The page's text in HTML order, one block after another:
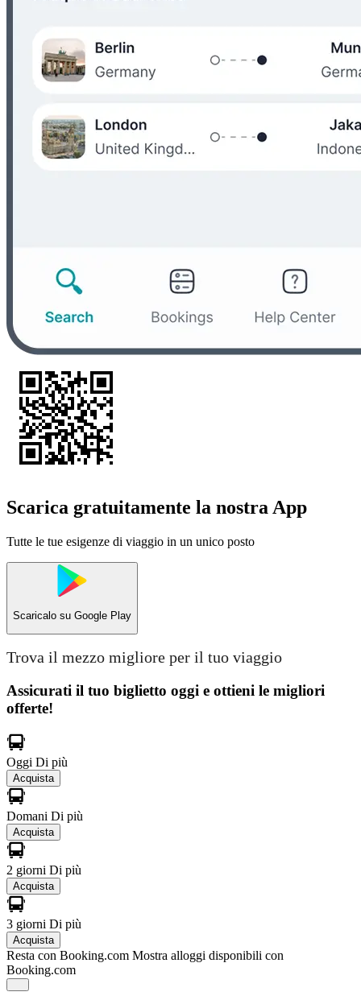
Scarica gratuitamente la nostra App
Tutte le tue esigenze di viaggio in un unico posto
Scaricalo su Google Play
Trova il mezzo migliore per il tuo viaggio
Assicurati il ​​tuo biglietto oggi e ottieni le migliori
offerte!
Oggi Di più
Acquista
Domani Di più
Acquista
2 giorni Di più
Acquista
3 giorni Di più
Acquista
Resta con Booking.com Mostra alloggi disponibili con
Booking.com